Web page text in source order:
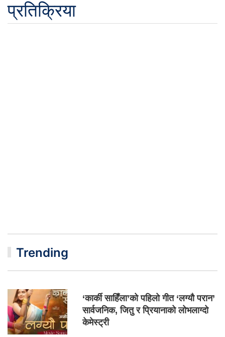
प्रतिक्रिया
Trending
‘कार्की साहिँला’को पहिलो गीत ‘लग्यौ परान’
सार्वजनिक, जितु र प्रियानाको लोभलाग्दो
केमेस्ट्री